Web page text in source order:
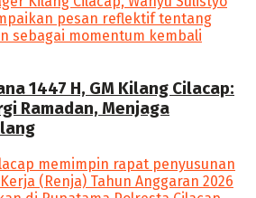
1447 H, GM Kilang Cilacap:
Ramadan, Menjaga